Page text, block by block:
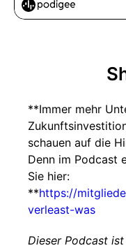
**Immer mehr
schauen auf die
Denn im Podcast
Sie hier:
**https://
verleast-was
Dieser Podcast